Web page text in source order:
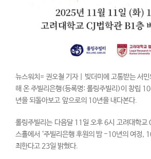
뉴스워치= 권오철 기자 | 빚더미에 고통받는 서
해 온 주빌리은행(등록명: 롤링주빌리)이 창립
년을 되돌아보고 앞으로의 10년을 내다본다.
롤링주빌리는 다음달 11일 오후 6시 고려대학교
스홀에서 ‘주빌리은행 후원의 밤 -10년의 여정,
최한다고 23일 밝혔다.